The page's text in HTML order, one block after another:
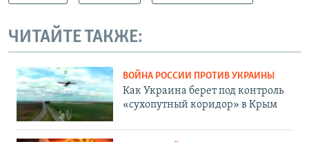
ЧИТАЙТЕ ТАКЖЕ:
ВОЙНА РОССИИ ПРОТИВ УКРАИНЫ
Как Украина берет под контроль
«сухопутный коридор» в Крым